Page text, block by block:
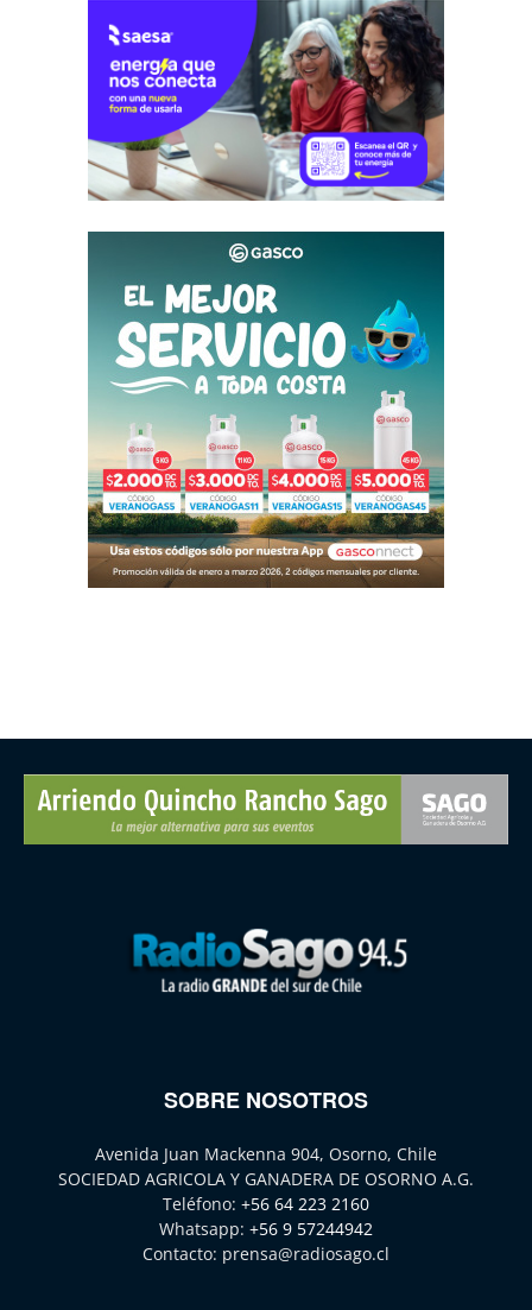
SOBRE NOSOTROS
Avenida Juan Mackenna 904, Osorno, Chile
SOCIEDAD AGRICOLA Y GANADERA DE OSORNO A.G.
Teléfono: +56 64 223 2160
Whatsapp: +56 9 57244942
Contacto: prensa@radiosago.cl